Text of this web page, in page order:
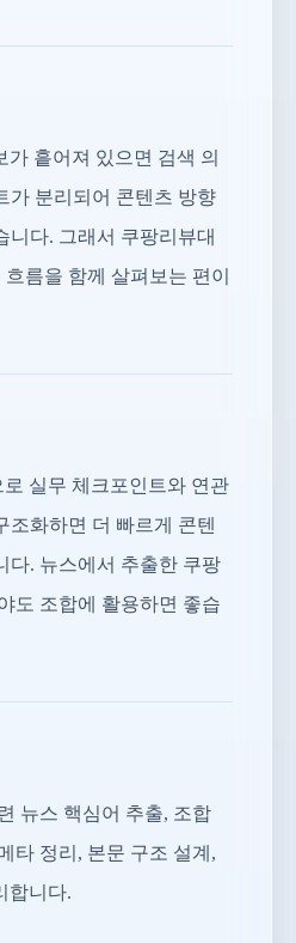
가 흩어져 있으면 검색 의
가 분리되어 콘텐츠 방향
니다. 그래서 쿠팡리뷰대
름을 함께 살펴보는 편이
실무 체크포인트와 연관
조화하면 더 빠르게 콘텐
다. 뉴스에서 추출한 쿠팡
도 조합에 활용하면 좋습
뉴스 핵심어 추출, 조합
타 정리, 본문 구조 설계,
합니다.